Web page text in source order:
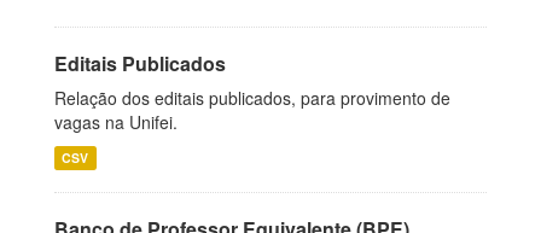
Editais Publicados
Relação dos editais publicados, para provimento de
vagas na Unifei.
CSV